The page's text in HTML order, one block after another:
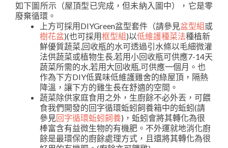
如下圖所示（屋頂型已完成，但未納入圖中），它是零
廢棄循環。
上方可採用DIYGreen盆型套件（請參見盆型組或
樹花盆)(也可採用框型組)以低維護種菜法種植新
鮮優質蔬菜,回收瓶的水可透過引水條以毛細微灌
法供蔬菜或植物生長,若用小回收瓶可供應7-14天
蔬菜所需的水,若用大回收瓶,可供應一個月。也
作為下方DIY低異味低維護雞舍的綠屋頂，隔熱
降溫，讓下方的雞生長在舒適的空間。
蔬菜除供家庭食用之外，生廚餘不必外丟，可餵
食我們開發的回字循環蚯蚓飼養箱中的蚯蚓(請
參見回字循環蚯蚓飼養)，蚯蚓會將其轉化為很
棒富含有益微生物的有機肥。不外運就地消化廚
餘是最環保的廚餘處理方式，且還將其轉化為很